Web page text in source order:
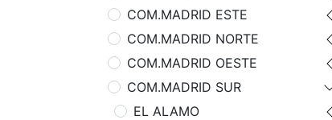
COM.MADRID ESTE
COM.MADRID NORTE
COM.MADRID OESTE
COM.MADRID SUR
EL ALAMO